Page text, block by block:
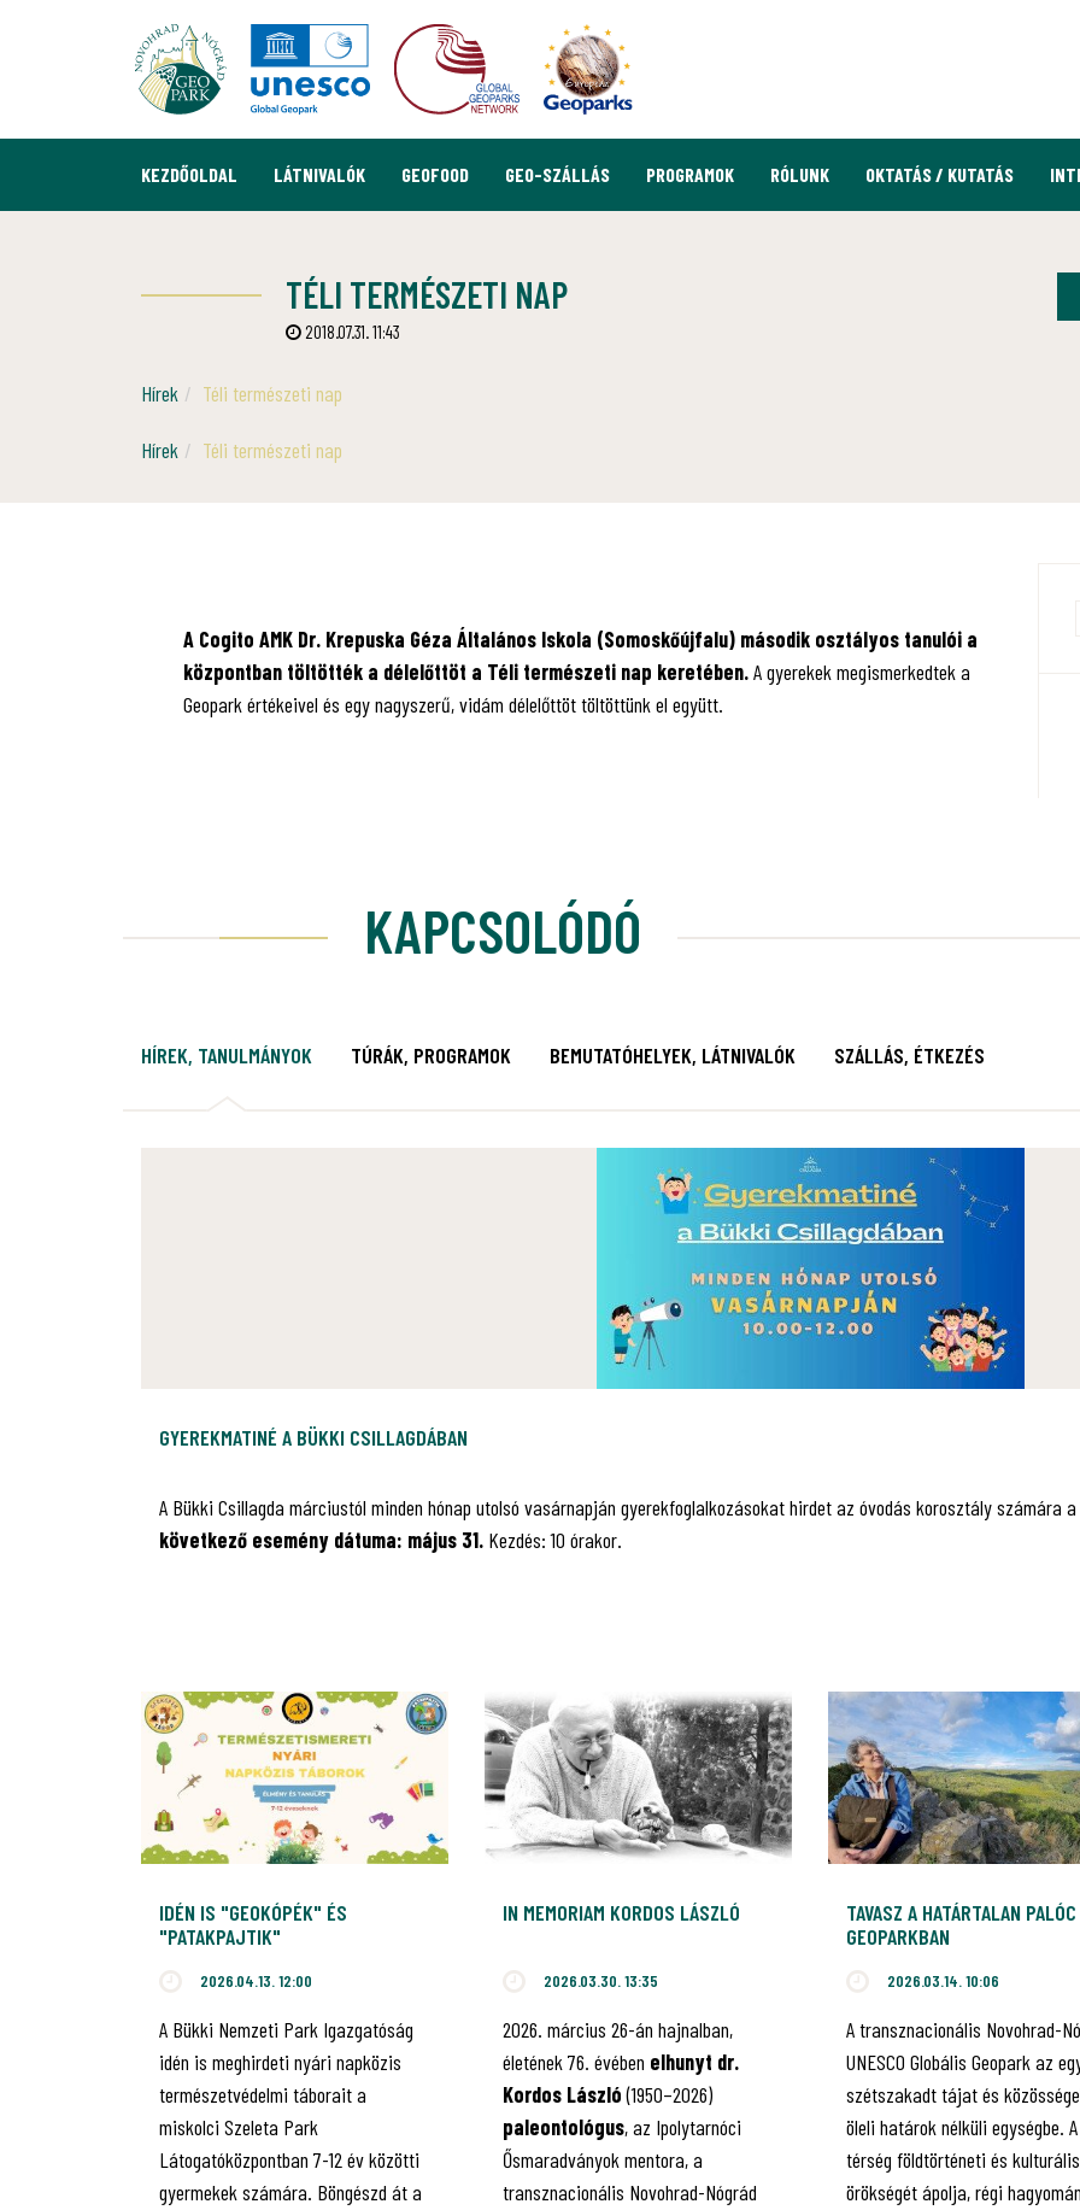
KEZDŐOLDAL LÁTNIVALÓK GEOFOOD GEO-SZÁLLÁS PROGRAMOK RÓLUNK OKTATÁS / KUTATÁS
TÉLI TERMÉSZETI NAP
2018.07.31. 11:43
Hírek Téli természeti nap
Hírek Téli természeti nap
A Cogito AMK Dr. Krepuska Géza Általános Iskola (Somoskőújfalu) második osztályos tanulói a
központban töltötték a délelőttöt a Téli természeti nap keretében.A gyerekek megismerkedtek a
Geopark értékeivel és egy nagyszerű, vidám délelőttöt töltöttünk el együtt.
KAPCSOLÓDÓ
HÍREK, TANULMÁNYOK TÚRÁK, PROGRAMOK BEMUTATÓHELYEK, LÁTNIVALÓK SZÁLLÁS, ÉTKEZÉS
GYEREKMATINÉ A BÜKKI CSILLAGDÁBAN
A Bükki Csillagda márciustól minden hónap utolsó vasárnapján gyerekfoglalkozásokat hirdet az óvodás korosztály számára
következő esemény dátuma: május 31. Kezdés: 10 órakor.
IDÉN IS "GEOKÓPÉK" ÉS
"PATAKPAJTIK"
SZELETA PARKBAN
2026.04.13. 12:00
A Bükki Nemzeti Park Igazgatóság
idén is meghirdeti nyári napközis
természetvédelmi táborait a
miskolci Szeleta Park
Látogatóközpontban 7-12 év közötti
gyermekek számára. Böngészd át a
IN MEMORIAM KORDOS LÁSZLÓ
2026.03.30. 13:35
2026. március 26-án hajnalban,
életének 76. évében elhunyt dr.
Kordos László(1950–2026)
paleontológus, az Ipolytarnóci
Ősmaradványok mentora, a
transznacionális Novohrad-Nógrád
TAVASZ A HATÁRTALAN PALÓC
GEOPARKBAN
2026.03.14. 10:06
A transznacionális Novohrad-
UNESCO Globális Geopark az
szétszakadt tájat és
öleli határok nélküli egységbe. A
térség földtörténeti és kulturális
örökségét ápolja, régi